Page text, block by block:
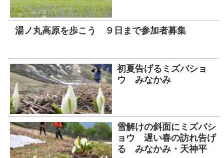
湯ノ丸高原を歩こう ９日まで参加者募集
初夏告げるミズバショ
ウ みなかみ
雪解けの斜面にミズバシ
ョウ 遅い春の訪れ告げ
る みなかみ・天神平